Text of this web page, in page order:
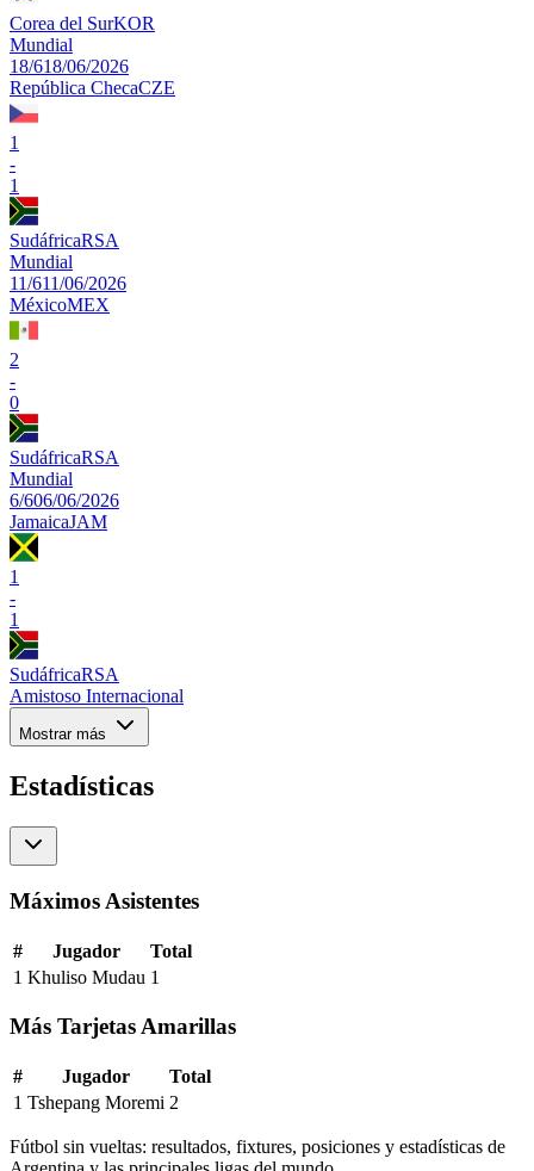
Corea del SurKOR
Mundial
18/618/06/2026
República ChecaCZE
1
-
1
SudáfricaRSA
Mundial
11/611/06/2026
MéxicoMEX
2
-
0
SudáfricaRSA
Mundial
6/606/06/2026
JamaicaJAM
1
-
1
SudáfricaRSA
Amistoso Internacional
Mostrar más
Estadísticas
Máximos Asistentes
# Jugador
Total
1 Khuliso Mudau 1
Más Tarjetas Amarillas
# Jugador
Total
1 Tshepang Moremi 2
Fútbol sin vueltas: resultados, fixtures, posiciones y estadísticas de